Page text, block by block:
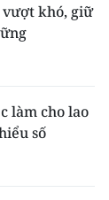
khó, giữ
làm cho lao
số